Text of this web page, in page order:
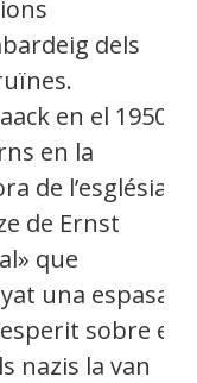
dels
en el 1950
en la
de l’església
de Ernst
que
una espasa
sobre el
nazis la van